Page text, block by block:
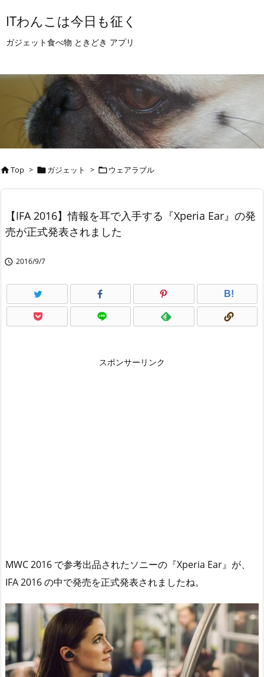
ITわんこは今日も征く
ガジェット食べ物 ときどき アプリ
Top > ガジェット > ウェアラブル
【IFA 2016】情報を耳で入手する『Xperia Ear』の発
売が正式発表されました
 2016/9/7
B!
スポンサーリンク
MWC 2016 で参考出品されたソニーの『Xperia Ear』が、
IFA 2016 の中で発売を正式発表されましたね。